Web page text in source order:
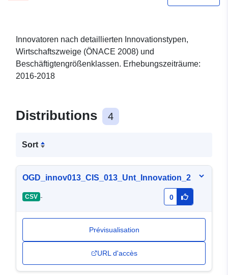
Innovatoren nach detaillierten Innovationstypen,
Wirtschaftszweige (ÖNACE 2008) und
Beschäftigtengrößenklassen. Erhebungszeiträume:
2016-2018
Distributions 4
Sort
OGD_innov013_CIS_013_Unt_Innovation_2
CSV - 0
Prévisualisation
URL d'accès